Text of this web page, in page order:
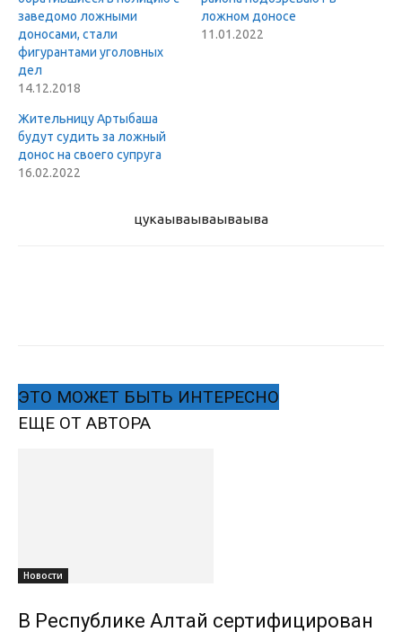
заведомо ложными
доносами, стали
фигурантами уголовных
дел
14.12.2018
ложном доносе
11.01.2022
Жительницу Артыбаша
будут судить за ложный
донос на своего супруга
16.02.2022
цукаываываываыва
ЭТО МОЖЕТ БЫТЬ ИНТЕРЕСНО
ЕЩЕ ОТ АВТОРА
Новости
В Республике Алтай сертифицирован